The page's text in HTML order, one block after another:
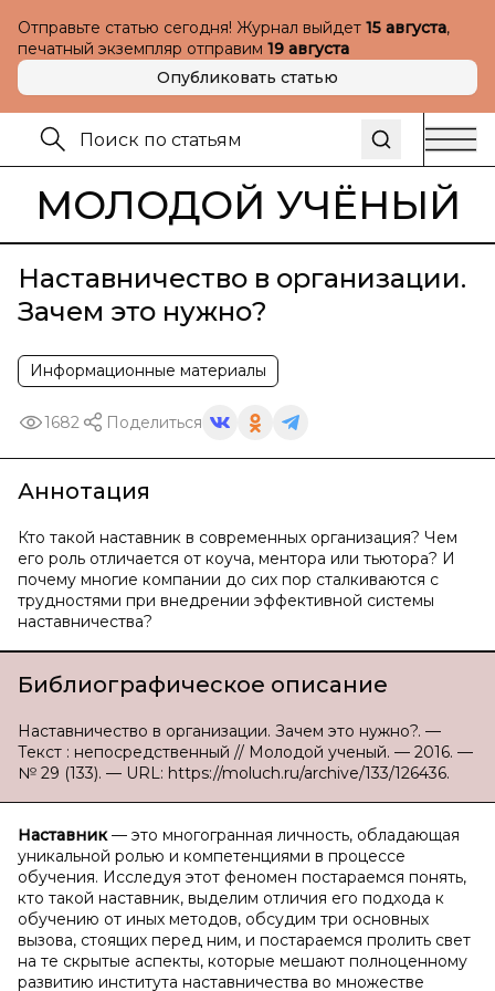
Отправьте статью сегодня! Журнал выйдет 15 августа,
печатный экземпляр отправим 19 августа
Опубликовать статью
МОЛОДОЙ УЧЁНЫЙ
Наставничество в организации.
Зачем это нужно?
Информационные материалы
1682 Поделиться
Аннотация
Кто такой наставник в современных организация? Чем
его роль отличается от коуча, ментора или тьютора? И
почему многие компании до сих пор сталкиваются с
трудностями при внедрении эффективной системы
наставничества?
Библиографическое описание
Наставничество в организации. Зачем это нужно?. —
Текст : непосредственный // Молодой ученый. — 2016. —
№ 29 (133). — URL: https://moluch.ru/archive/133/126436.
Наставник— это многогранная личность, обладающая
уникальной ролью и компетенциями в процессе
обучения. Исследуя этот феномен постараемся понять,
кто такой наставник, выделим отличия его подхода к
обучению от иных методов, обсудим три основных
вызова, стоящих перед ним, и постараемся пролить свет
на те скрытые аспекты, которые мешают полноценному
развитию института наставничества во множестве